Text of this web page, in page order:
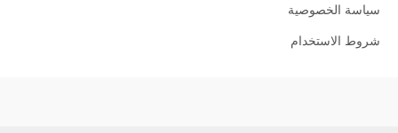
سياسة الخصوصية
شروط الاستخدام